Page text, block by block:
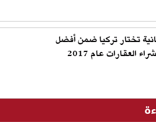
تختار تركيا ضمن أفضل
العقارات عام 2017